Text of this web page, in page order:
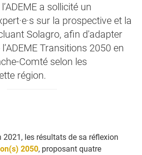
a sollicité un
sur la prospective et la
Solagro, afin d'adapter
Transitions 2050 en
Comté selon les
région.
2021, les résultats de sa réflexion
2050, proposant quatre